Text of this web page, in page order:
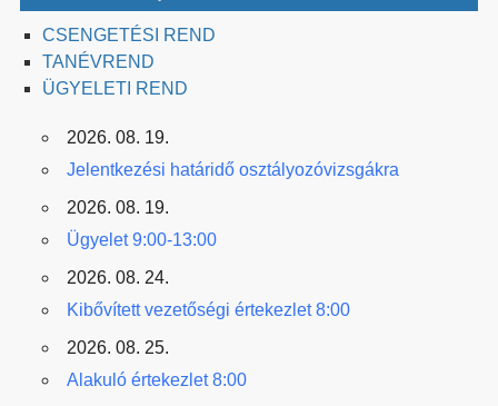
CSENGETÉSI REND
TANÉVREND
ÜGYELETI REND
2026. 08. 19.
Jelentkezési határidő osztályozóvizsgákra
2026. 08. 19.
Ügyelet 9:00-13:00
2026. 08. 24.
Kibővített vezetőségi értekezlet 8:00
2026. 08. 25.
Alakuló értekezlet 8:00